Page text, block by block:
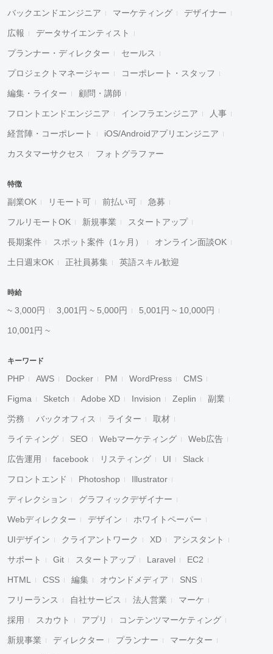
バックエンドエンジニア マーケティング デザイナー
広報 データサイエンティスト
プランナー・ディレクター セールス
プロジェクトマネージャー コーポレート・スタッフ
編集・ライター 顧問・講師
フロントエンドエンジニア インフラエンジニア 人事
経営陣・コーポレート iOS/Androidアプリエンジニア
カスタマーサクセス フォトグラファー
特徴
副業OK リモート可 前払い可 急募
フルリモートOK 新規事業 スタートアップ
長期案件 スポット案件（1ヶ月） オンライン面談OK
土日週末OK 正社員募集 英語スキル歓迎
時給
~ 3,000円 3,001円 ~ 5,000円 5,001円 ~ 10,000円
10,001円 ~
キーワード
PHP AWS Docker PM WordPress CMS
Figma Sketch Adobe XD Invision Zeplin 副業
労務 バックオフィス ライター 取材
ライティング SEO Webマーケティング Web広告
広告運用 facebook リスティング UI Slack
フロントエンド Photoshop Illustrator
ディレクション グラフィックデザイナー
Webディレクター デザイン ホワイトペーパー
UIデザイン クライアントワーク XD アシスタント
サポート Git スタートアップ Laravel EC2
HTML CSS 編集 オウンドメディア SNS
フリーランス 自社サービス 法人営業 マーケ
採用 スカウト アプリ コンテンツマーケティング
新規事業 ディレクター プランナー マーケター